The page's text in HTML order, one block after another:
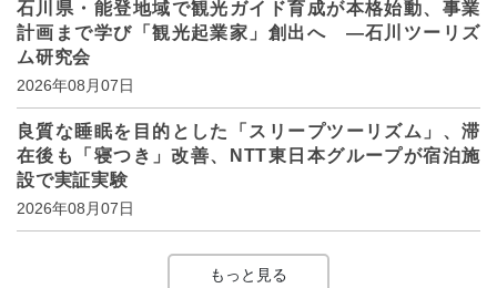
石川県・能登地域で観光ガイド育成が本格始動、事業
計画まで学び「観光起業家」創出へ ―石川ツーリズ
ム研究会
2026年08月07日
良質な睡眠を目的とした「スリープツーリズム」、滞
在後も「寝つき」改善、NTT東日本グループが宿泊施
設で実証実験
2026年08月07日
もっと見る